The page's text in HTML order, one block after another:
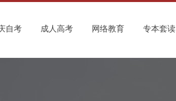
自考 成人高考 网络教育 专本套读